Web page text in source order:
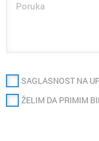
SAGLASNOST NA
ŽELIM DA PRIMIM